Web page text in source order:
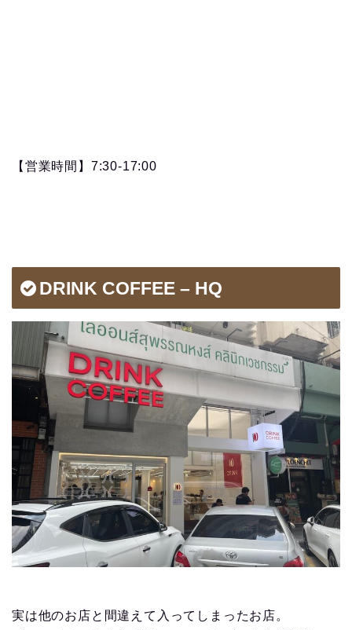
【営業時間】7:30-17:00
DRINK COFFEE – HQ
実は他のお店と間違えて入ってしまったお店。